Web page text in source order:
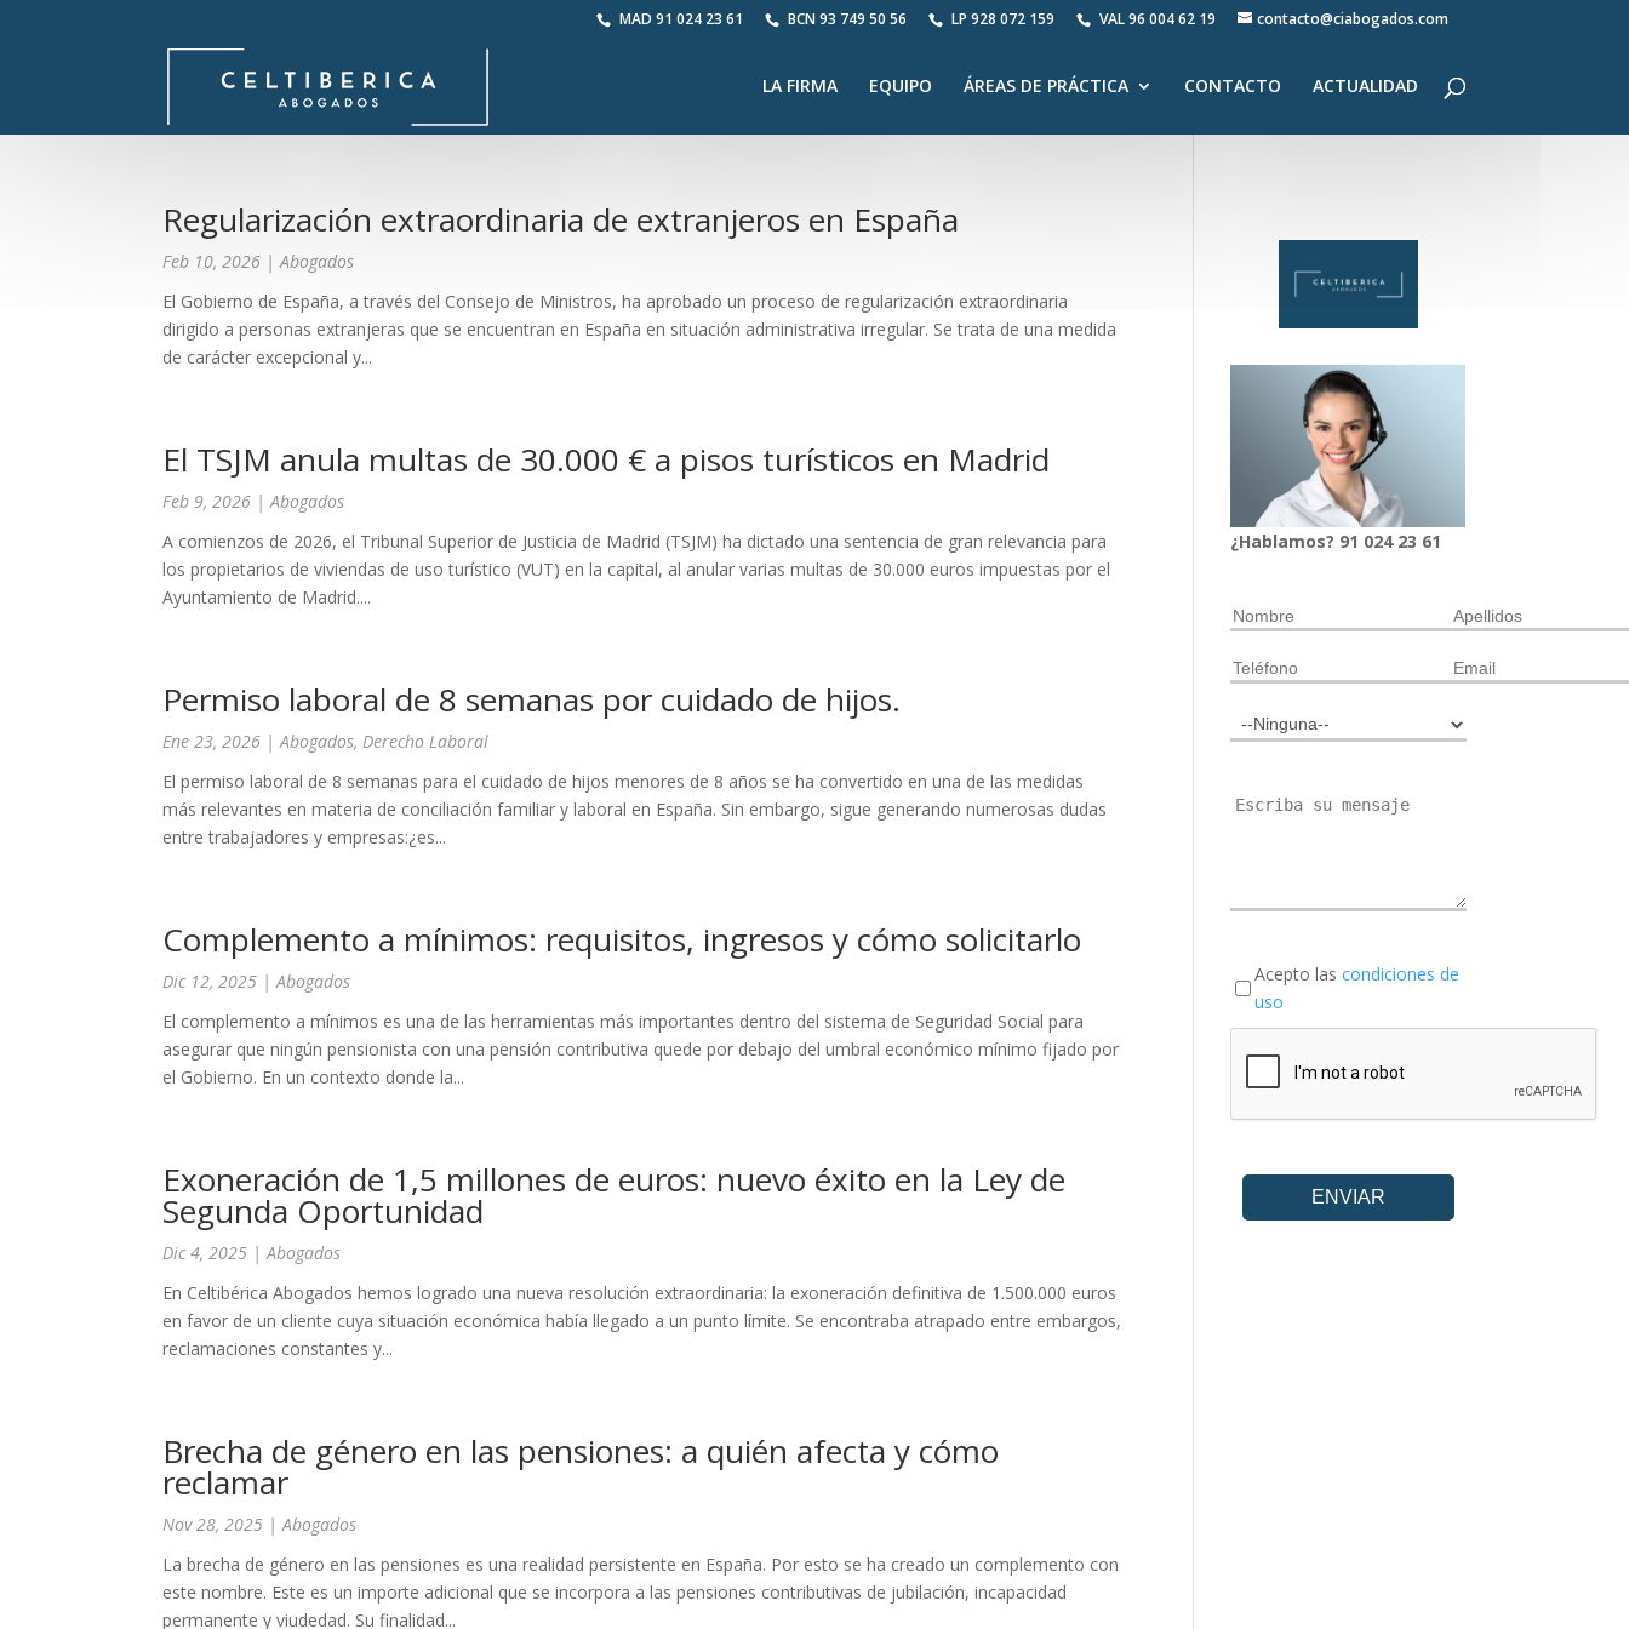
MAD 91 024 23 61 BCN93 749 50 56 LP 928 072 159 VAL96 004 62 19 contacto@ciabogados.com
LA FIRMA EQUIPO ÁREAS DE PRÁCTICA CONTACTO ACTUALIDAD
Regularización extraordinaria de extranjeros en España
Feb 10, 2026 |Abogados
El Gobierno de España, a través del Consejo de Ministros, ha aprobado un proceso de regularización extraordinaria
dirigido a personas extranjeras que se encuentran en España en situación administrativa irregular. Se trata de una medida
de carácter excepcional y...
El TSJM anula multas de 30.000 € a pisos turísticos en Madrid
Feb 9, 2026 |Abogados
A comienzos de 2026, el Tribunal Superior de Justicia de Madrid (TSJM) ha dictado una sentencia de gran relevancia para
los propietarios de viviendas de uso turístico (VUT) en la capital, al anular varias multas de 30.000 euros impuestas por el
Ayuntamiento de Madrid....
Permiso laboral de 8 semanas por cuidado de hijos.
Ene 23, 2026 |Abogados,Derecho Laboral
El permiso laboral de 8 semanas para el cuidado de hijos menores de 8 años se ha convertido en una de las medidas
más relevantes en materia de conciliación familiar y laboral en España. Sin embargo, sigue generando numerosas dudas
entre trabajadores y empresas:¿es...
Complemento a mínimos: requisitos, ingresos y cómo solicitarlo
Dic 12, 2025 |Abogados
El complemento a mínimos es una de las herramientas más importantes dentro del sistema de Seguridad Social para
asegurar que ningún pensionista con una pensión contributiva quede por debajo del umbral económico mínimo fijado por
el Gobierno. En un contexto donde la...
Exoneración de 1,5 millones de euros: nuevo éxito en la Ley de
Segunda Oportunidad
Dic 4, 2025 |Abogados
En Celtibérica Abogados hemos logrado una nueva resolución extraordinaria: la exoneración definitiva de 1.500.000 euros
en favor de un cliente cuya situación económica había llegado a un punto límite. Se encontraba atrapado entre embargos,
reclamaciones constantes y...
Brecha de género en las pensiones: a quién afecta y cómo
reclamar
Nov 28, 2025 |Abogados
La brecha de género en las pensiones es una realidad persistente en España. Por esto se ha creado un complemento con
este nombre. Este es un importe adicional que se incorpora a las pensiones contributivas de jubilación, incapacidad
permanente y viudedad. Su finalidad...
¿Hablamos? 91 024 23 61
Acepto lascondiciones de
uso